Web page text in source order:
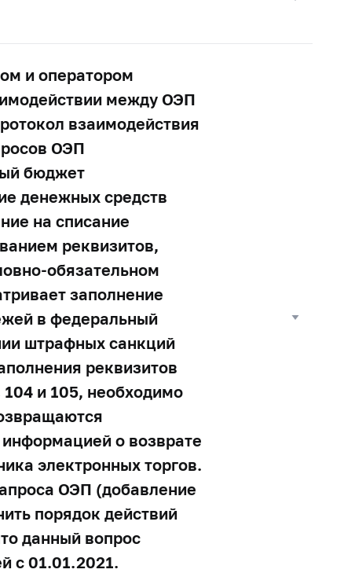
и оператором
между ОЭП
взаимодействия
ОЭП
бюджет
денежных средств
на списание
реквизитов,
обязательном
заполнение
в федеральный
штрафных санкций
реквизитов
и 105, необходимо
о возврате
электронных торгов.
ОЭП (добавление
порядок действий
данный вопрос
с 01.01.2021.